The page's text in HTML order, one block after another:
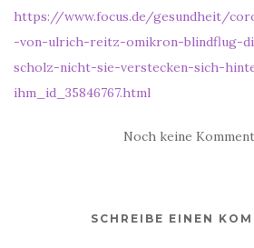
https://www.focus.de/gesundheit/
-von-ulrich-reitz-omikron-blindflug-
scholz-nicht-sie-verstecken-sich-
ihm_id_35846767.html
Noch keine
SCHREIBE EINEN